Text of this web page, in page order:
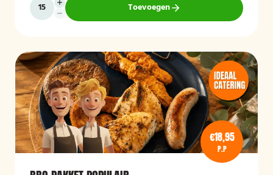
Toevoegen
€18,95
P.P